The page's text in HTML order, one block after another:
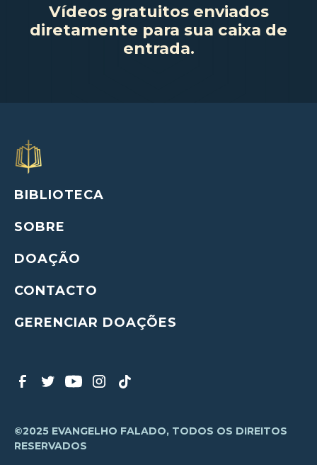
Vídeos gratuitos enviados
diretamente para sua caixa de
entrada.
BIBLIOTECA
SOBRE
DOAÇÃO
CONTACTO
GERENCIAR DOAÇÕES
©2025 EVANGELHO FALADO, TODOS OS DIREITOS
RESERVADOS